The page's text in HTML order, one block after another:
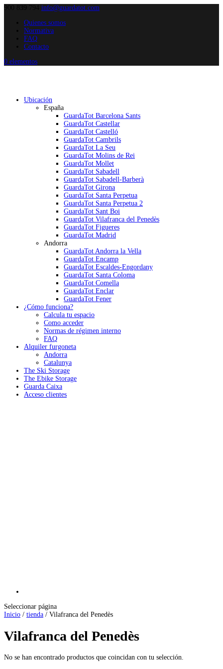
900 839 794 info@guardatot.com
Quienes somos
Normativa
FAQ
Contacto
0 elementos
Ubicación
España
GuardaTot Barcelona Sants
GuardaTot Castellar
GuardaTot Castelló
GuardaTot Cambrils
GuardaTot La Seu
GuardaTot Molins de Rei
GuardaTot Mollet
GuardaTot Sabadell
GuardaTot Sabadell-Barberà
GuardaTot Girona
GuardaTot Santa Perpetua
GuardaTot Santa Perpetua 2
GuardaTot Sant Boi
GuardaTot Vilafranca del Penedès
GuardaTot Figueres
GuardaTot Madrid
Andorra
GuardaTot Andorra la Vella
GuardaTot Encamp
GuardaTot Escaldes-Engordany
GuardaTot Santa Coloma
GuardaTot Comella
GuardaTot Enclar
GuardaTot Fener
¿Cómo funciona?
Calcula tu espacio
Como acceder
Normas de régimen interno
FAQ
Alquiler furgoneta
Andorra
Catalunya
The Ski Storage
The Ebike Storage
Guarda Caixa
Acceso clientes
Seleccionar página
Inicio / tienda / Vilafranca del Penedès
Vilafranca del Penedès
No se han encontrado productos que coincidan con tu selección.